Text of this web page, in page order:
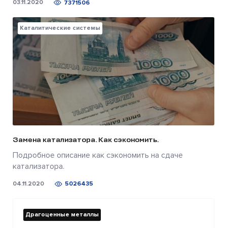
03.11.2020 7371506
Каталитические системы
Замена катализатора. Как сэкономить.
Подробное описание как сэкономить на сдаче
катализатора.
04.11.2020 5026435
Драгоценные металлы